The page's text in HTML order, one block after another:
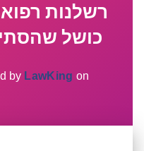
רשלנות
כושל
by LawKing on